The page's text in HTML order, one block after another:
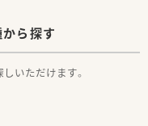
ら探す
いただけます。